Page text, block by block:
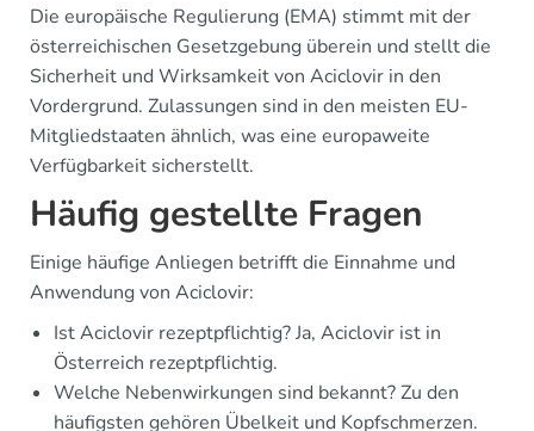
Die europäische Regulierung (EMA) stimmt mit der
österreichischen Gesetzgebung überein und stellt die
Sicherheit und Wirksamkeit von Aciclovir in den
Vordergrund. Zulassungen sind in den meisten EU-
Mitgliedstaaten ähnlich, was eine europaweite
Verfügbarkeit sicherstellt.
Häufig gestellte Fragen
Einige häufige Anliegen betrifft die Einnahme und
Anwendung von Aciclovir:
Ist Aciclovir rezeptpflichtig? Ja, Aciclovir ist in
Österreich rezeptpflichtig.
Welche Nebenwirkungen sind bekannt? Zu den
häufigsten gehören Übelkeit und Kopfschmerzen.